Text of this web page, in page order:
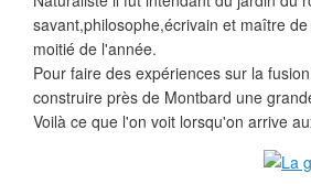
savant,philosophe,écrivain et maître
moitié de l'année.
Pour faire des expériences sur la
construire près de Montbard une
Voilà ce que l'on voit lorsqu'on arrive